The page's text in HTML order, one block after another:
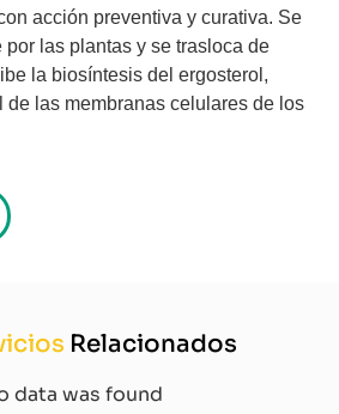
acción preventiva y curativa. Se
las plantas y se trasloca de
la biosíntesis del ergosterol,
de las membranas celulares de los
Relacionados
data was found